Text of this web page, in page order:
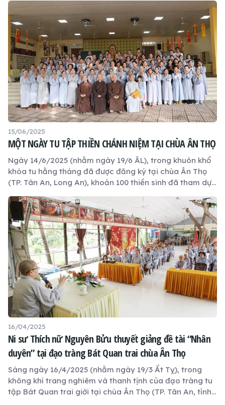
15/06/2025
MỘT NGÀY TU TẬP THIỀN CHÁNH NIỆM TẠI CHÙA ÂN THỌ
Ngày 14/6/2025 (nhằm ngày 19/6 ÂL), trong khuôn khổ
khóa tu hằng tháng đã được đăng ký tại chùa Ân Thọ
(TP. Tân An, Long An), khoản 100 thiền sinh đã tham dự
hướng dẫn của Thầy Trụ trì Thích Lệ Ngôn và Thầy
Thích Pháp Cần.
16/04/2025
Ni sư Thích nữ Nguyên Bửu thuyết giảng đề tài “Nhân
duyên” tại đạo tràng Bát Quan trai chùa Ân Thọ
Sáng ngày 16/4/2025 (nhằm ngày 19/3 Ất Tỵ), trong
không khí trang nghiêm và thanh tịnh của đạo tràng tu
tập Bát Quan trai giới tại chùa Ân Thọ (TP. Tân An, tỉnh